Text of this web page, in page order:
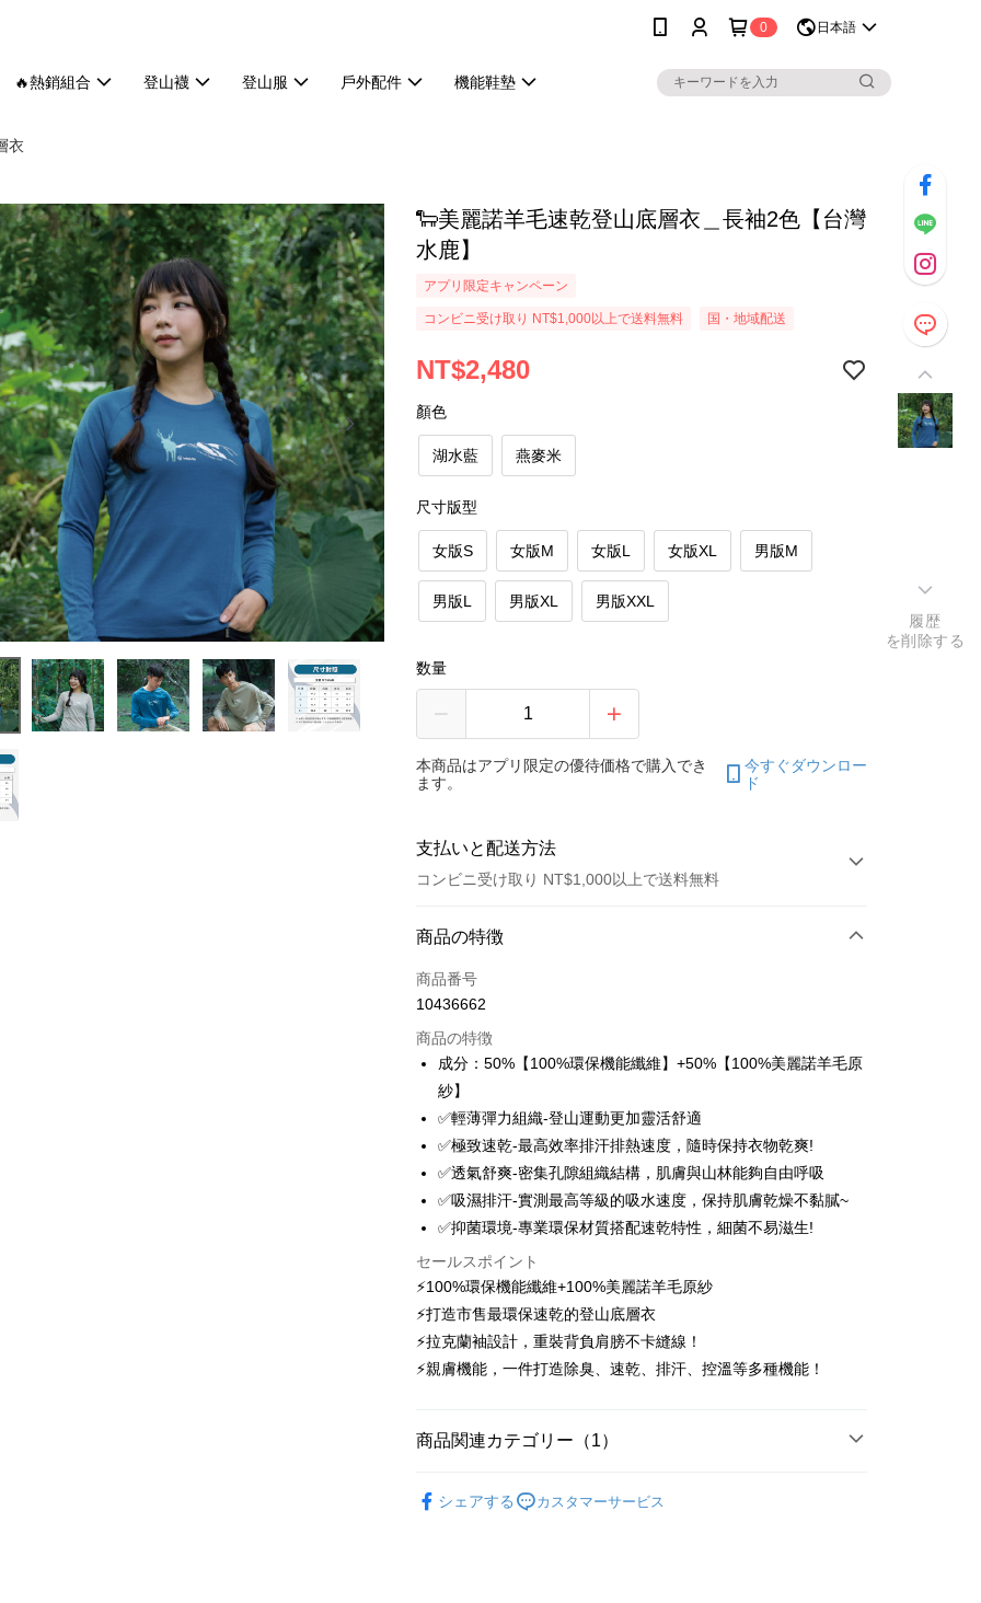
0 日本語
🔥熱銷組合 登山襪 登山服 戶外配件 機能鞋墊
衣
🐑美麗諾羊毛速乾登山底層衣＿長袖2色【台灣
水鹿】
アプリ限定キャンペーン
コンビニ受け取り NT$1,000以上で送料無料 国・地域配送
NT$2,480
顏色
湖水藍 燕麥米
尺寸版型
女版S 女版M 女版L 女版XL 男版M
男版L 男版XL 男版XXL
数量
本商品はアプリ限定の優待価格で購入でき
ます。
今すぐダウンロー
ド
支払いと配送方法
コンビニ受け取り NT$1,000以上で送料無料
お支払い方法
クレジットカード1回払い
クレジットカード分割払い
3回払い、金利0、毎回
合作金庫商業銀行
華南商業銀行
彰化商業銀行
上海商業儲蓄銀行
台北富邦商業銀行
国泰世華商業銀行
兆豐國際商業銀行
台湾中小企業銀行
台中商業銀行
HSBC(台湾)商業銀行
華泰商業銀行
聯邦商業銀行
遠東国際商業銀行
玉山商業銀行
台新國際商業銀行
中国信託商業銀行
台湾楽天クレジットカード会社
6回払い、金利0、毎回
合作金庫商業銀行
第一商業銀行
華南商業銀行
彰化商業銀行
上海商業儲蓄銀行
台北富邦商業銀行
国泰世華商業銀行
兆豐國際商業銀行
台湾中小企業銀行
台中商業銀行
HSBC(台湾)商業銀行
華泰商業銀行
聯邦商業銀行
元大商業銀行
永豐商業銀行
台新國際商業銀行
台湾楽天クレジットカード会社
12回払い、金利0、毎回NT$206
合作金庫商業銀行
第一商業銀行
華南商業銀行
彰化商業銀行
上海商業儲蓄銀行
台北富邦商業銀行
国泰世華商業銀行
兆豐國際商業銀行
台湾中小企業銀行
台中商業銀行
HSBC(台湾)商業銀行
聯邦商業銀行
遠東国際商業銀行
元大商業銀行
玉山商業銀行
星展(台湾)商業銀行
台湾楽天クレジットカード会社
24回払い、金利0、毎回NT$103 20行の銀行
合作金庫商業銀行
第一商業銀行
華南商業銀行
彰化商業銀行
上海商業儲蓄銀行
台北富邦商業銀行
台中商業銀行
華泰商業銀行
聯邦商業銀行
遠東国際商業銀行
永豐商業銀行
玉山商業銀行
星展(台湾)商業銀行
台新國際商業銀行
コンビニ店頭代金引換
LINE Pay
Apple Pay
Easy Wallet
OP Pay Later
説明
追加の申請なしで即時に利用可能です。
2. 支払い方法で「OP Pay Later」を選択すると、注文が成立した後に自
払いの回数や支払い期限を選択し、支払いを確認すると取引が完了しま
す。
説明
ドウが表示されます。
商品の特徴
商品番号
10436662
商品の特徴
成分：50%【100%環保機能纖維】+50%【100%美麗諾羊毛原
紗】
✅輕薄彈力組織-登山運動更加靈活舒適
✅極致速乾-最高效率排汗排熱速度，隨時保持衣物乾爽!
✅透氣舒爽-密集孔隙組織結構，肌膚與山林能夠自由呼吸
✅吸濕排汗-實測最高等級的吸水速度，保持肌膚乾燥不黏膩~
✅抑菌環境-專業環保材質搭配速乾特性，細菌不易滋生!
セールスポイント
⚡100%環保機能纖維+100%美麗諾羊毛原紗
⚡打造市售最環保速乾的登山底層衣
⚡拉克蘭袖設計，重裝背負肩膀不卡縫線！
⚡親膚機能，一件打造除臭、速乾、排汗、控溫等多種機能！
商品関連カテゴリー（1）
シェアする
カスタマーサービス
履歴
を削除する